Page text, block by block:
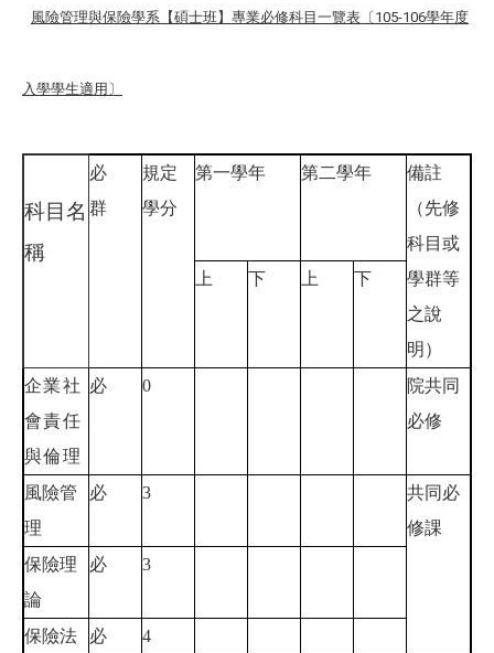
風險管理與保險學系【碩士班】專業必修科目一覽表〔105-106學年度
入學學生適用〕
科目名
稱
必
群
規定
學分
第一學年 第二學年
備註
（先修
科目或
學群等
之說
明）
上 下 上 下
企業社
會責任
與倫理
必 0
院共同
必修
風險管
理
必 3
共同必
修課
保險理
論
必 3
保險法 必
4